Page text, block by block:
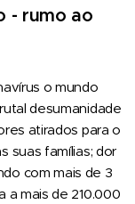
- rumo ao
o mundo
desumanidade
atirados para o
suas famílias; dor
com mais de 3
a mais de 210.000